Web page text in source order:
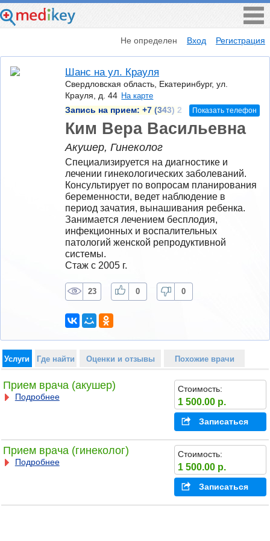
Не определен Вход Регистрация
Шанс на ул. Крауля
Свердловская область, Екатеринбург, ул.
Крауля, д. 44 На карте
Запись на прием: +7 (343) 2 Показать телефон
Ким Вера Васильевна
Акушер, Гинеколог
Специализируется на диагностике и
лечении гинекологических заболеваний.
Консультирует по вопросам планирования
беременности, ведет наблюдение в
период зачатия, вынашивания ребенка.
Занимается лечением бесплодия,
инфекционных и воспалительных
патологий женской репродуктивной
системы.
Стаж с 2005 г.
23 0 0
Услуги Где найти Оценки и отзывы Похожие врачи
Прием врача (акушер)
Подробнее
Стоимость:
1 500.00 р.
Записаться
Прием врача (гинеколог)
Подробнее
Стоимость:
1 500.00 р.
Записаться